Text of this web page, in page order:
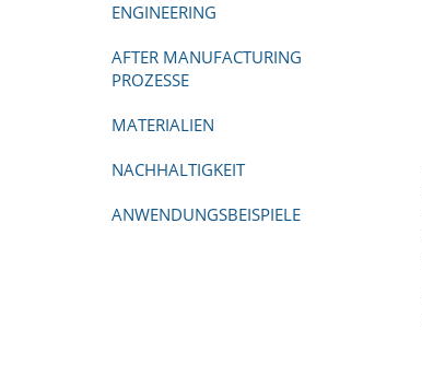
ENGINEERING
AFTER MANUFACTURING
PROZESSE
MATERIALIEN
NACHHALTIGKEIT
ANWENDUNGSBEISPIELE